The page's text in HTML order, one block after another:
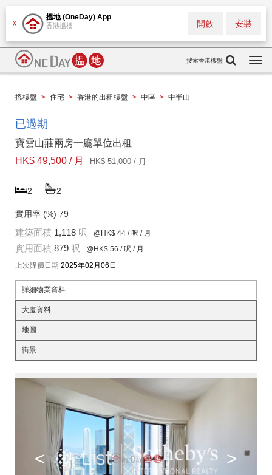
X
搵地 (OneDay) App
香港搵樓 安裝
開啟
搜索香港樓盤
搵樓盤 > 住宅 > 香港的出租樓盤 > 中區 > 中半山
已過期
寶雲山莊兩房一廳單位出租
HK$ 49,500 / 月
HK$ 51,000 / 月
2 2
實用率 (%) 79
建築面積 1,118 呎 @HK$ 44 / 呎 / 月
實用面積 879 呎 @HK$ 56 / 呎 / 月
上次降價日期 2025年02月06日
詳細物業資料
大廈資料
地圖
街景
< >